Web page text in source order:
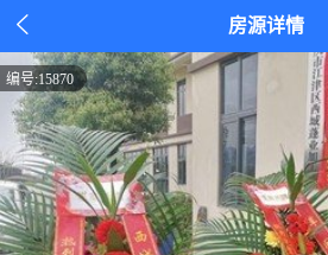
 房源详情
编号:15870